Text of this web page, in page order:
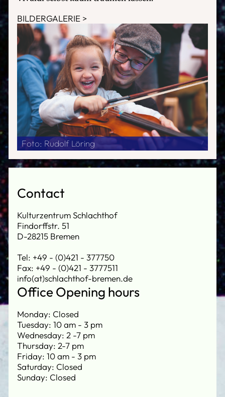
BILDERGALERIE
Foto: Rudolf Löring
Contact
Kulturzentrum Schlachthof
Findorffstr. 51
D-28215 Bremen
Tel: +49 - (0)421 - 377750
Fax: +49 - (0)421 - 3777511
info(at)schlachthof-bremen.de
Office Opening hours
Monday: Closed
Tuesday: 10 am - 3 pm
Wednesday: 2 -7 pm
Thursday: 2-7 pm
Friday: 10 am - 3 pm
Saturday: Closed
Sunday: Closed